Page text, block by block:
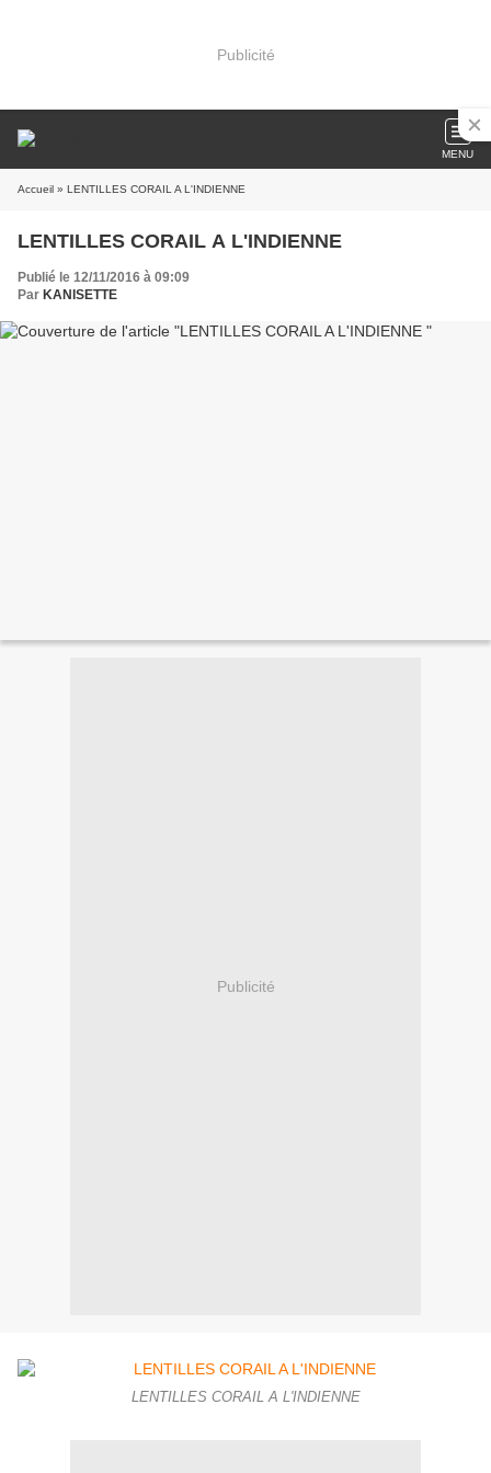
Publicité
MENU
Accueil » LENTILLES CORAIL A L'INDIENNE
LENTILLES CORAIL A L'INDIENNE
Publié le 12/11/2016 à 09:09
Par KANISETTE
Publicité
LENTILLES CORAIL A L'INDIENNE